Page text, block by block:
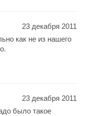
23 декабря 2011
как не из нашего
23 декабря 2011
было такое